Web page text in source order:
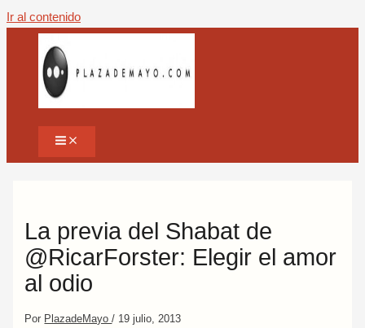
Ir al contenido
La previa del Shabat de
@RicarForster: Elegir el amor
al odio
Por PlazadeMayo/ 19 julio, 2013